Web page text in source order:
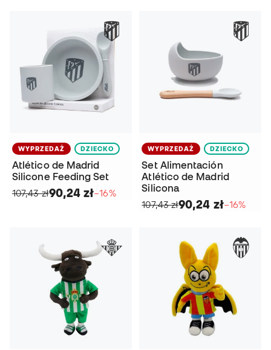
WYPRZEDAŻ DZIECKO
Atlético de Madrid
Silicone Feeding Set
107,43 zł90,24 zł−16%
WYPRZEDAŻ DZIECKO
Set Alimentación
Atlético de Madrid
Silicona
107,43 zł90,24 zł−16%